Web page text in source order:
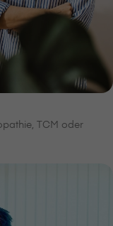
TCM oder